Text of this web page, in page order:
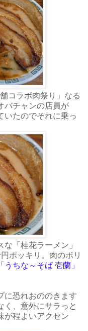
コラボ肉祭り」なる
バチャンの店員が
いたのでそれに乗っ
「桂花ラーメン」
ポッキリ。肉のボリ
うちな～そば 壱蘭」
に恐れおののきます
く、意外にサラっと
が程よいアクセン